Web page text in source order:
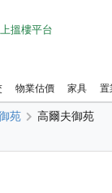
搵樓平台
物業估價 家具 置
苑 高爾夫御苑